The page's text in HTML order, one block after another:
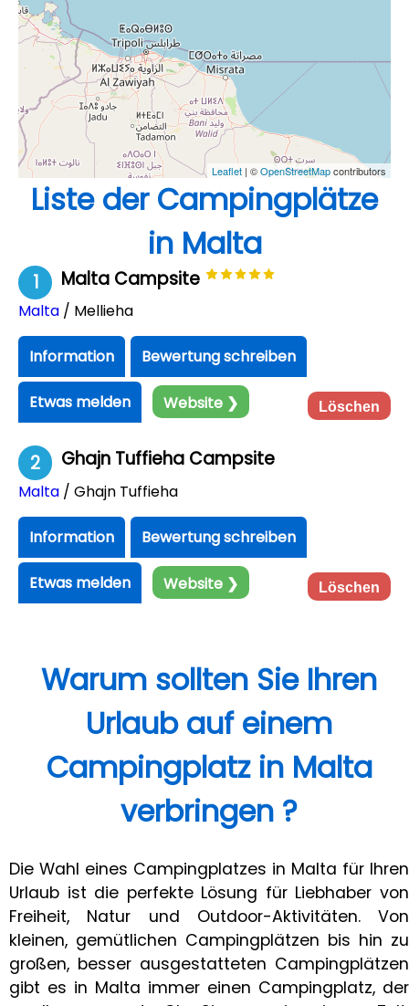
Leaflet | ©OpenStreetMapcontributors
Liste der Campingplätze
in Malta
1 Malta Campsite
Malta / Mellieha
Information Bewertung schreiben
Etwas melden Website ❯ Löschen
2 Ghajn Tuffieha Campsite
Malta / Ghajn Tuffieha
Information Bewertung schreiben
Etwas melden Website ❯ Löschen
Warum sollten Sie Ihren
Urlaub auf einem
Campingplatz in Malta
verbringen ?
Die Wahl eines Campingplatzes in Malta für Ihren
Urlaub ist die perfekte Lösung für Liebhaber von
Freiheit, Natur und Outdoor-Aktivitäten. Von
kleinen, gemütlichen Campingplätzen bis hin zu
großen, besser ausgestatteten Campingplätzen
gibt es in Malta immer einen Campingplatz, der